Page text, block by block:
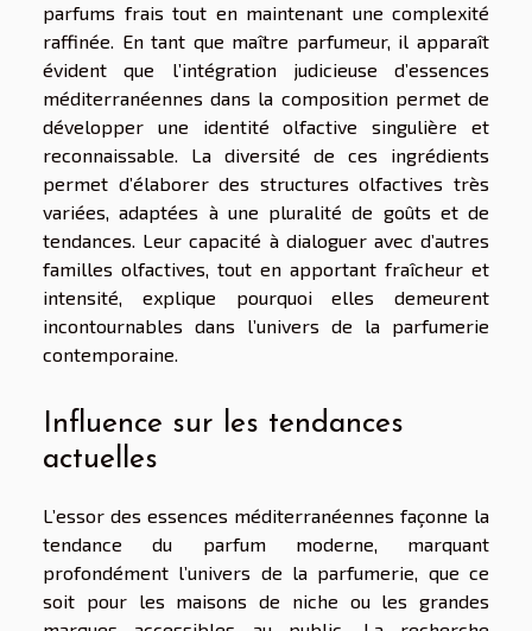
parfums frais tout en maintenant une complexité
raffinée. En tant que maître parfumeur, il apparaît
évident que l’intégration judicieuse d’essences
méditerranéennes dans la composition permet de
développer une identité olfactive singulière et
reconnaissable. La diversité de ces ingrédients
permet d’élaborer des structures olfactives très
variées, adaptées à une pluralité de goûts et de
tendances. Leur capacité à dialoguer avec d’autres
familles olfactives, tout en apportant fraîcheur et
intensité, explique pourquoi elles demeurent
incontournables dans l’univers de la parfumerie
contemporaine.
Influence sur les tendances
actuelles
L’essor des essences méditerranéennes façonne la
tendance du parfum moderne, marquant
profondément l’univers de la parfumerie, que ce
soit pour les maisons de niche ou les grandes